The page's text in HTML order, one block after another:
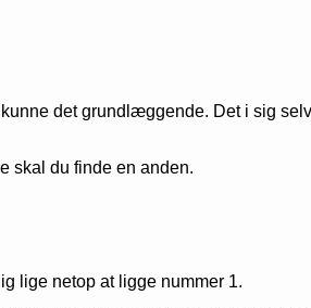
det grundlæggende. Det i sig
skal du finde en anden.
lige netop at ligge nummer 1.